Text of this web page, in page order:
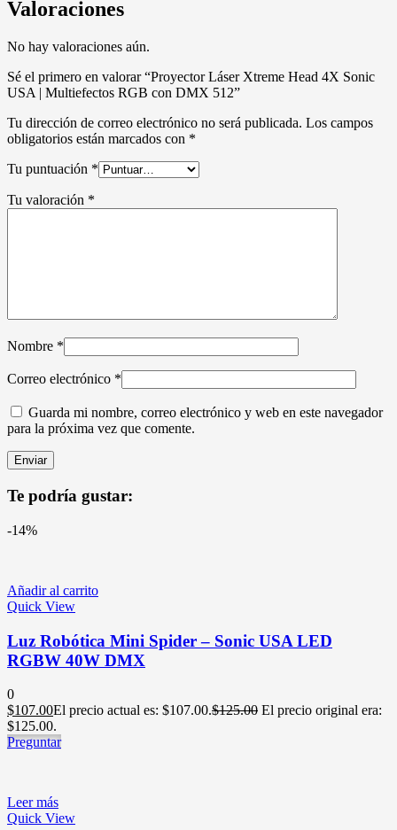
Valoraciones
No hay valoraciones aún.
Sé el primero en valorar “Proyector Láser Xtreme Head 4X Sonic
USA | Multiefectos RGB con DMX 512”
Tu dirección de correo electrónico no será publicada. Los campos
obligatorios están marcados con *
Tu puntuación *
Tu valoración *
Nombre *
Correo electrónico *
Guarda mi nombre, correo electrónico y web en este navegador
para la próxima vez que comente.
Te podría gustar:
-14%
Añadir al carrito
Quick View
Luz Robótica Mini Spider – Sonic USA LED
RGBW 40W DMX
0
$107.00El precio actual es: $107.00.$125.00 El precio original era:
$125.00.
Preguntar
Leer más
Quick View